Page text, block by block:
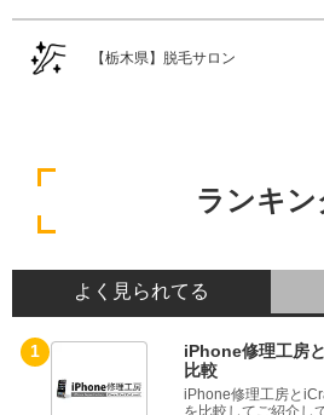
【栃木県】脱毛サロン
ランキン
よく見られてる
iPhone修理工房
比較
iPhone修理工房と
を比較してご紹介し